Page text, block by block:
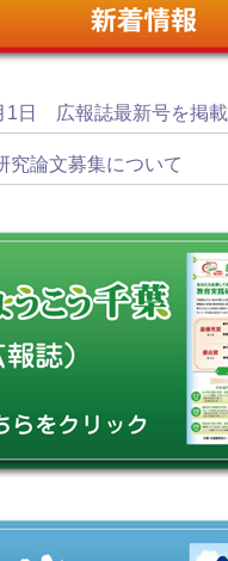
1日 広報誌最新号を掲載
究論文募集について